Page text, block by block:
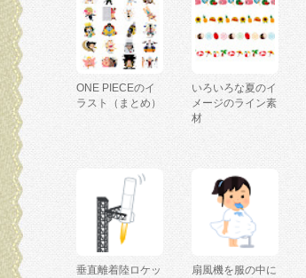
ONE PIECEのイ
ラスト（まとめ）
いろいろな夏のイ
メージのライン素
材
垂直離着陸ロケッ
扇風機を服の中に